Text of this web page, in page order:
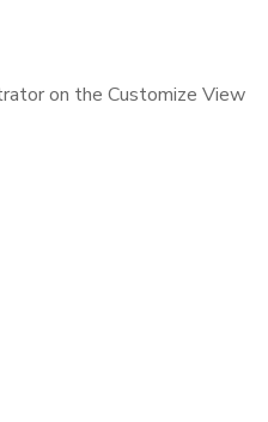
on the Customize View